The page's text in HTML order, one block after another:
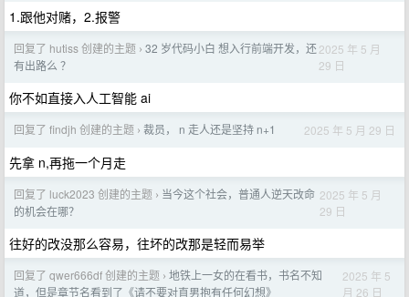
1.跟他对赌，2.报警
回复了 hutiss 创建的主题 › 32 岁代码小白 想入行前端开发，还
有出路么 ？
2025 年 5 月
29 日
你不如直接入人工智能 ai
回复了 findjh 创建的主题 › 裁员， n 走人还是坚持 n+1 2025 年 5 月 29 日
先拿 n,再拖一个月走
回复了 luck2023 创建的主题 › 当今这个社会，普通人逆天改命
的机会在哪？
2025 年 5 月
29 日
往好的改没那么容易，往坏的改那是轻而易举
回复了 qwer666df 创建的主题 › 地铁上一女的在看书，书名不知
道，但是章节名看到了《请不要对直男抱有任何幻想》
2025 年 5
月 26 日